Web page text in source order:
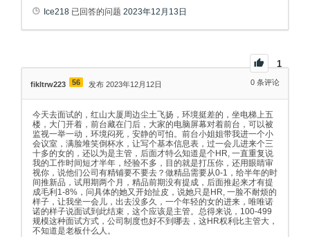
Ice218 已回答的问题 2023年12月13日
1
fikltrw223 56 发布 2023年12月12日 0 条评论
今天去面试的，红山大厦周边尘土飞扬，环境挺差的，坐电梯上五
楼，大门开着，前台藏在门后，大家的电脑屏幕对着前台，可以被
监视一举一动，环境闷死，安静的可怕。前台小姐姐带我进一个小
会议室，满脸堆笑倒杯水，让写个基本信息表，过一会儿进来个三
十多的女的，还以为是主管，后面才特么知道是个HR, 一直重复说
我的工作时间短才半年，经验不多，目的就是打压你，还用眼睛审
视你，说他们公司有精铺要不要去？做精品需要从0-1，给半年的时
间推新品，试用期两个月，精品前期没有提成，后面推起来才有提
成毛利1-8%，问具体的她又开始扯皮，说她只是HR, 一脸不耐烦的
样子，让我坐一会儿，出去没多久，一个年轻的女的进来，唯唯诺
诺的样子说面试到此结束，这个应该是主管。总得来说，100-499
规模这种面试方式，公司制度也好不到哪去，这HR权利比主管大，
不知道是老板什么人。